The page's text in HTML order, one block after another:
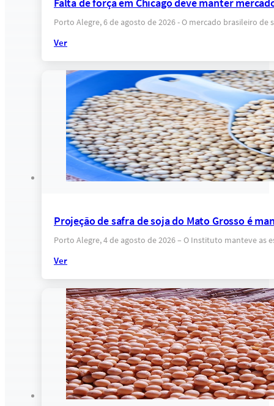
Porto Alegre, 6 de agosto de 2026 - O mercado brasileiro
Ver
Projeção de safra de soja do Mato Grosso é
Porto Alegre, 4 de agosto de 2026 – O Instituto manteve as
Ver